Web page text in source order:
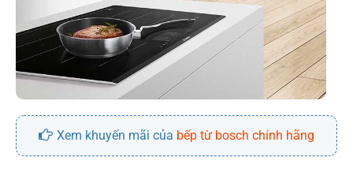
Xem khuyến mãi của bếp từ bosch chính hãng